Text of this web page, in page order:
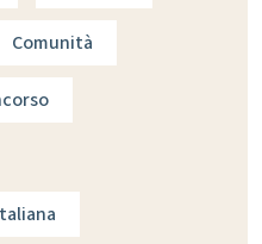
Comunità